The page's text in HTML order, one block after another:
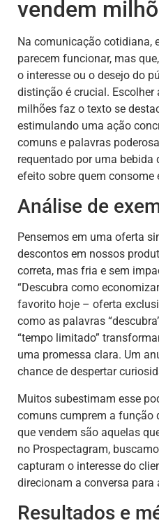
vendem
Na comunicação cotidiana,
parecem funcionar, mas
o interesse ou o desejo do
distinção é crucial. Escolher
milhões faz o texto se
estimulando uma ação
comuns e palavras
requentado por uma bebida
efeito sobre quem
Análise de
Pensemos em uma oferta
descontos em nossos
correta, mas fria e sem
“Descubra como
favorito hoje – oferta
como as palavras
“tempo limitado”
uma promessa clara. Um
chance de despertar
Muitos subestimam esse
comuns cumprem a função
que vendem são aquelas
no Prospectagram,
capturam o interesse do
direcionam a conversa para
Resultados e